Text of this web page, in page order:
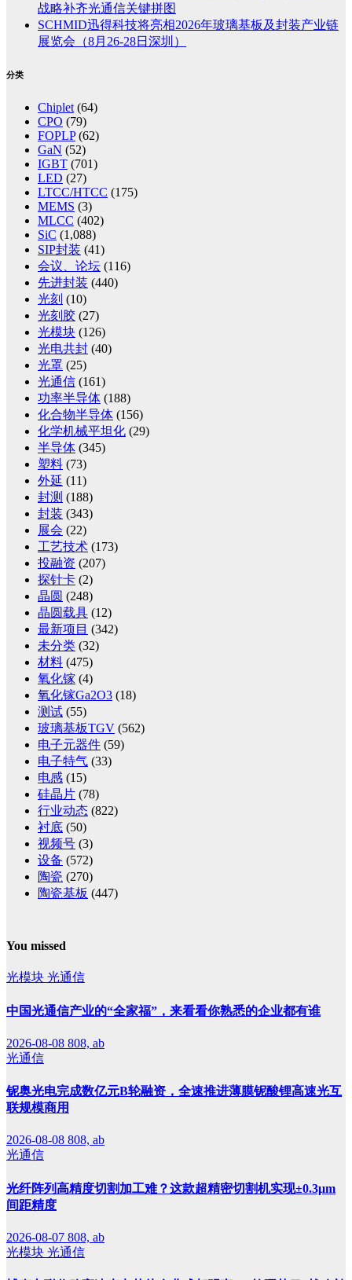
战略补齐光通信关键拼图
SCHMID迅得科技将亮相2026年玻璃基板及封装产业链
展览会（8月26-28日深圳）
分类
Chiplet (64)
CPO (79)
FOPLP(62)
GaN (52)
IGBT (701)
LED (27)
LTCC/HTCC (175)
MEMS (3)
MLCC (402)
SiC (1,088)
SIP封装 (41)
会议、论坛 (116)
先进封装 (440)
光刻 (10)
光刻胶 (27)
光模块 (126)
光电共封 (40)
光罩 (25)
光通信 (161)
功率半导体 (188)
化合物半导体 (156)
化学机械平坦化 (29)
半导体 (345)
塑料 (73)
外延 (11)
封测 (188)
封装 (343)
展会 (22)
工艺技术 (173)
投融资 (207)
探针卡 (2)
晶圆 (248)
晶圆载具 (12)
最新项目 (342)
未分类 (32)
材料 (475)
氧化镓 (4)
氧化镓Ga2O3 (18)
测试 (55)
玻璃基板TGV (562)
电子元器件 (59)
电子特气 (33)
电感 (15)
硅晶片 (78)
行业动态 (822)
衬底 (50)
视频号 (3)
设备 (572)
陶瓷 (270)
陶瓷基板 (447)
You missed
光模块 光通信
中国光通信产业的“全家福”，来看看你熟悉的企业都有谁
2026-08-08 808, ab
光通信
铌奥光电完成数亿元B轮融资，全速推进薄膜铌酸锂高速光互
联规模商用
2026-08-08 808, ab
光通信
光纤阵列高精度切割加工难？这款超精密切割机实现±0.3μm
间距精度
2026-08-07 808, ab
光模块 光通信